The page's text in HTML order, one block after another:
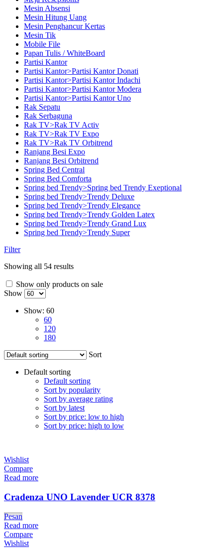
Mesin Absensi
Mesin Hitung Uang
Mesin Penghancur Kertas
Mesin Tik
Mobile File
Papan Tulis / WhiteBoard
Partisi Kantor
Partisi Kantor>Partisi Kantor Donati
Partisi Kantor>Partisi Kantor Indachi
Partisi Kantor>Partisi Kantor Modera
Partisi Kantor>Partisi Kantor Uno
Rak Sepatu
Rak Serbaguna
Rak TV>Rak TV Activ
Rak TV>Rak TV Expo
Rak TV>Rak TV Orbitrend
Ranjang Besi Expo
Ranjang Besi Orbitrend
Spring Bed Central
Spring Bed Comforta
Spring bed Trendy>Spring bed Trendy Exeptional
Spring bed Trendy>Trendy Deluxe
Spring bed Trendy>Trendy Elegance
Spring bed Trendy>Trendy Golden Latex
Spring bed Trendy>Trendy Grand Lux
Spring bed Trendy>Trendy Super
Filter
Showing all 54 results
Show only products on sale
Show
Show: 60
60
120
180
Sort
Default sorting
Default sorting
Sort by popularity
Sort by average rating
Sort by latest
Sort by price: low to high
Sort by price: high to low
Wishlist
Compare
Read more
Cradenza UNO Lavender UCR 8378
Pesan
Read more
Compare
Wishlist